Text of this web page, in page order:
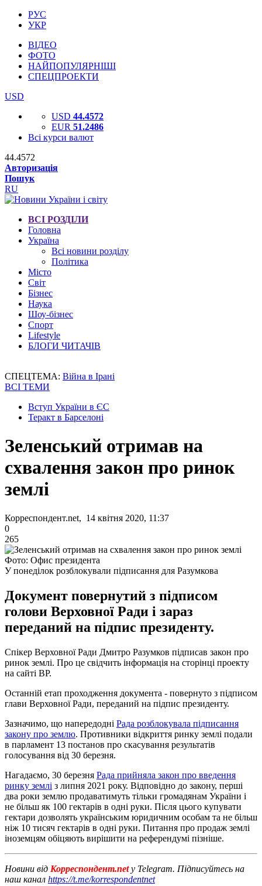
РУС
УКР
ВІДЕО
ФОТО
НАЙПОПУЛЯРНІШІ
СПЕЦПРОЕКТИ
USD
USD 44.4572
EUR 51.2486
Всі курси валют
44.4572
Авторизація
Пошук
RU
ВСІ РОЗДІЛИ
Головна
Україна
Всі новини розділу
Політика
Місто
Світ
Бізнес
Наука
Шоу-бізнес
Спорт
Lifestyle
БЛОГИ ЧИТАЧІВ
СПЕЦТЕМА: Війна в Ірані
ВСІ ТЕМИ
Вступ України в ЄС
Теракт в Барселоні
Зеленський отримав на
схвалення закон про ринок
землі
Корреспондент.net, 14 квітня 2020, 11:37
0
265
Фото: Офис президента
У понеділок розблокували підписання для Разумкова
Документ повернутий з підписом
голови Верховної Ради і зараз
переданий на підпис президенту.
Спікер Верховної Ради Дмитро Разумков підписав закон про
ринок землі. Про це свідчить інформація на сторінці проекту
на сайті ВР.
Останній етап проходження документа - повернуто з підписом
глави Верховної Ради, переданий на підпис президенту.
Зазначимо, що напередодні Рада розблокувала підписання
закону про землю. Противники відкриття ринку землі подали
в парламент 13 постанов про скасування результатів
голосування від 30 березня.
Нагадаємо, 30 березня Рада прийняла закон про введення
ринку землі з липня 2021 року. Відповідно до закону, перші
два роки землю продаватимуть тільки громадянам України і
не більш як 100 гектарів в одні руки. Після цього купувати
гектари дозволять українським юридичним особам та не більш
ніж 10 тисяч гектарів в одні руки. Питання про продаж землі
іноземцям обіцяють вирішити на референдумі пізніше.
Новини від Корреспондент.net у Telegram. Підписуйтесь на
наш канал https://t.me/korrespondentnet